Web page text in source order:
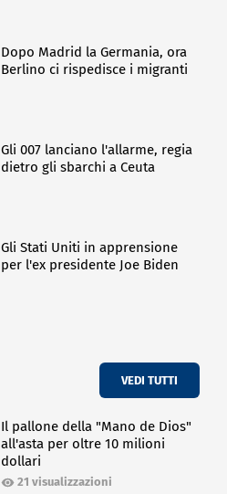
Dopo Madrid la Germania, ora
Berlino ci rispedisce i migranti
Gli 007 lanciano l'allarme, regia
dietro gli sbarchi a Ceuta
Gli Stati Uniti in apprensione
per l'ex presidente Joe Biden
VEDI TUTTI
Il pallone della "Mano de Dios"
all'asta per oltre 10 milioni
dollari
21 visualizzazioni